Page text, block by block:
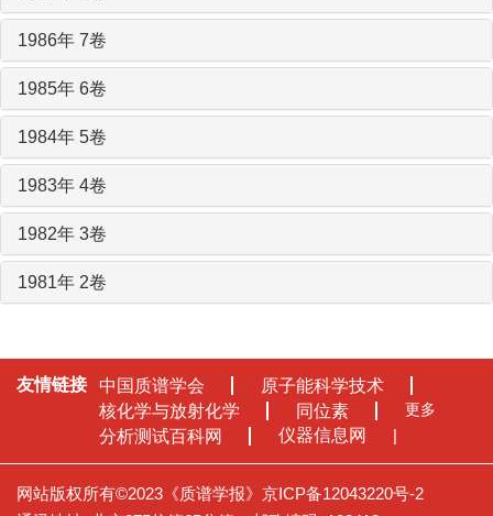
1986年 7卷
1985年 6卷
1984年 5卷
1983年 4卷
1982年 3卷
1981年 2卷
友情链接 中国质谱学会
原子能科学技术
核化学与放射化学
同位素
分析测试百科网
仪器信息网
更多
网站版权所有©2023《质谱学报》 京ICP备12043220号-2